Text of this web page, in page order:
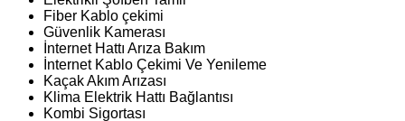
Fiber Kablo çekimi
Güvenlik Kamerası
İnternet Hattı Arıza Bakım
İnternet Kablo Çekimi Ve Yenileme
Kaçak Akım Arızası
Klima Elektrik Hattı Bağlantısı
Kombi Sigortası